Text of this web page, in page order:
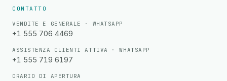
CONTATTO
VENDITE E GENERALE · WHATSAPP
+1 555 706 4469
ASSISTENZA CLIENTI ATTIVA · WHATSAPP
+1 555 719 6197
ORARIO DI APERTURA